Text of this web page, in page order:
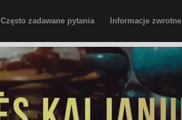
Często zadawane pytania Informacje zwrotne